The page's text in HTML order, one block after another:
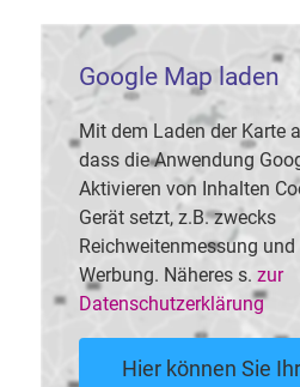
Google Map laden
Mit dem Laden der Karte
dass die Anwendung
Aktivieren von Inhalten
Gerät setzt, z.B. zwecks
Reichweitenmessung
Werbung. Näheres s. zur
Datenschutzerklärung
Hier können Sie